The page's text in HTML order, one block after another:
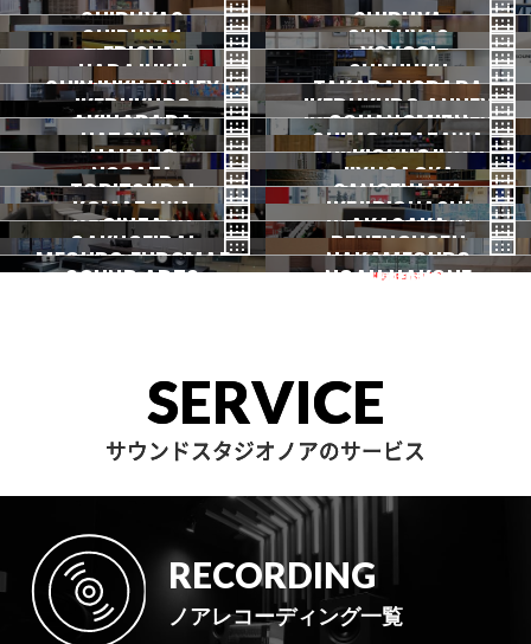
SHIBUYA3
渋谷3号
2026.07 OPEN
SHIBUYA
渋谷本店
SHIBUYA1
渋谷1号
SHIBUYA2
渋谷2号
EBISU
恵比寿
YOYOGI
代々木
HARAJUKU
原宿
SHINJUKU
新宿
SHINJUKU ANNEX
新宿ANNEX
TAKADANOBABA
高田馬場
IKEBUKURO
池袋
IKEBUKURO ANNEX
池袋ANNEX
AKIHABARA
秋葉原
OCHANOMIZU
御茶ノ水
HATSUDAI
初台
SHIMOKITAZAWA
下北沢
NAKANO
中野
KICHIJOJI
吉祥寺
NOGATA
野方
JIYUGAOKA
自由が丘
TORITSUDAI
都立大
SANGENJAYA
三軒茶屋
KOMAZAWA
駒沢
IKEJIRIOHASHI
池尻大橋
一時閉店中
GINZA
銀座
AKASAKA
赤坂
GAKUGEIDAI
学芸大
DENENCHOFU
田園調布
MEGURO FUDOMAE NAKAMEGURO
SOUND ARTS NOAH HAKONE
SERVICE
サウンドスタジオノアのサービス
RECORDING
ノアレコーディング一覧